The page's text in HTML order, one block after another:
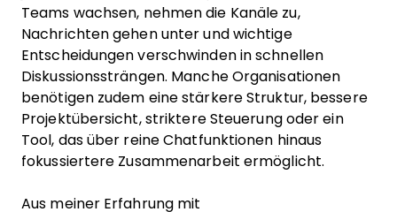
Teams wachsen, nehmen die Kanäle zu,
Nachrichten gehen unter und wichtige
Entscheidungen verschwinden in schnellen
Diskussionssträngen. Manche Organisationen
benötigen zudem eine stärkere Struktur, bessere
Projektübersicht, striktere Steuerung oder ein
Tool, das über reine Chatfunktionen hinaus
fokussiertere Zusammenarbeit ermöglicht.
Aus meiner Erfahrung mit